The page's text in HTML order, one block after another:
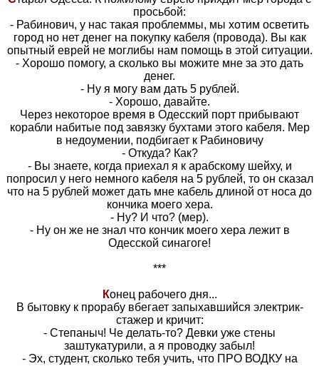
просьбой:
- Рабинович, у нас такая проблеммы, мы хотим осветить
город но нет денег на покупку кабеля (провода). Вы как
опытный еврей не моглибы нам помощь в этой ситуации.
- Хорошо помогу, а сколько вы можите мне за это дать
денег.
- Ну я могу вам дать 5 рублей.
- Хорошо, давайте.
Через некоторое время в Одесский порт прибывают
корабли набитые под завязку бухтами этого кабеля. Мер
в недоумении, подбигает к Рабиновичу
- Откуда? Как?
- Вы знаете, когда приехал я к арабскому шейху, и
попросил у него немного кабеля на 5 рублей, то он сказал
что на 5 рублей может дать мне кабель длиной от носа до
кончика моего хера.
- Ну? И что? (мер).
- Ну он же не знал что кончик моего хера лежит в
Одесской синагоге!
***
Конец рабочего дня...
В бытовку к прорабу вбегает запыхавшийся электрик-
стажер и кричит:
- Степаныч! Че делать-то? Девки уже стены
заштукатурили, а я проводку забыл!
- Эх, студент, сколько тебя учить, что ПРО ВОДКУ на